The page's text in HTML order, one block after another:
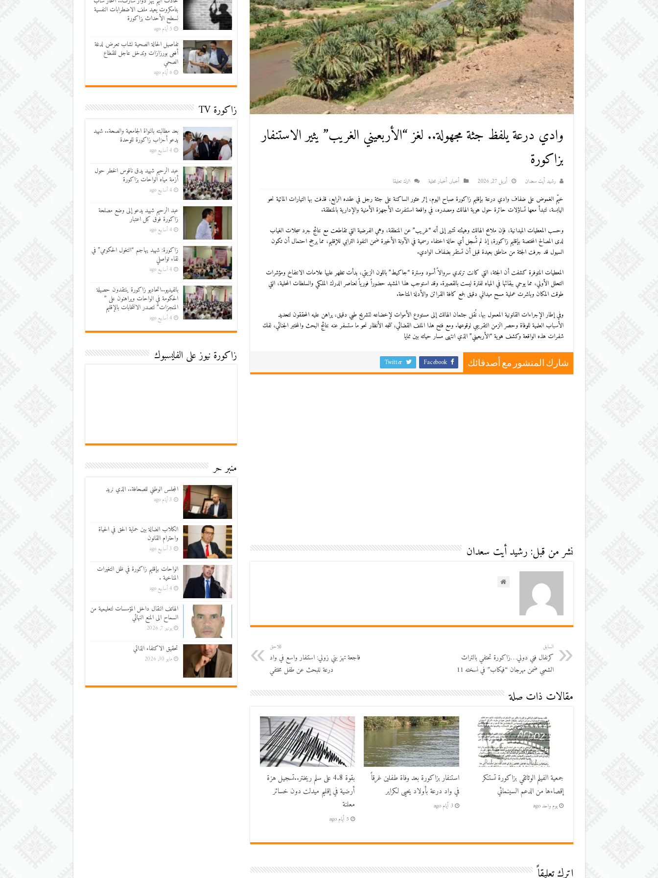
وادي درعة يلفظ جثة مجهولة.. لغز “الأربعيني الغريب” يثير الاستنفار
بزاكورة
رشيد أيت سعدان أبريل 27, 2026 أخبار, أخبار محلية اترك تعليقا
​خيّم الغموض على ضفاف وادي درعة بإقليم زاكورة صباح اليوم، إثر عثور الساكنة على جثة رجل في عقده الرابع، قذفت بها التيارات المائية نحو
اليابسة، لتبدأ معها تساؤلات حائرة حول هوية الهالك ومصدره، في واقعة استنفرت الأجهزة الأمنية والإدارية بالمنطقة.
​وحسب المعطيات الميدانية، فإن ملامح الهالك وهيئته تشير إلى أنه “غريب” عن المنطقة، وهي الفرضية التي تقاطعت مع نتائج جرد سجلات الغياب
لدى المصالح المختصة بإقليم زاكورة؛ إذ لم تُسجل أي حالة اختفاء رسمية في الآونة الأخيرة ضمن النفوذ الترابي للإقليم، مما يرجح احتمال أن تكون
السيول قد جرفت الجثة من مناطق بعيدة قبل أن تستقر بضفاف الوادي.
​المعطيات المتوفرة كشفت أن الجثة، التي كانت ترتدي سروالاً أسود وسترة “جاكيط” باللون الزيتي، بدأت تظهر عليها علامات الانتفاخ ومؤشرات
التحلل الأولي، مما يوحي ببقائها في المياه لفترة ليست بالقصيرة. وقد استوجب هذا المشهد حضوراً فورياً لعناصر الدرك الملكي والسلطات المحلية، التي
طوقت المكان وباشرت عملية مسح ميداني دقيق لجمع كافة القرائن والأدلة المتاحة.
​وفي إطار الإجراءات القانونية المعمول بها، نُقل جثمان الهالك إلى مستودع الأموات لإخضاعه لتشريح طبي دقيق، يراهن عليه المحققون لتحديد
الأسباب العلمية للوفاة وحصر الزمن التقريبي لوقوعها. ومع فتح هذا الملف القضائي، تتجه الأنظار نحو ما ستسفر عنه نتائج البحث والمختبر الجنائي، لفك
شفرات هذه الواقعة وكشف هوية “الأربعيني” الذي انتهى مسار حياته بين ثنايا
شارك المنشور مع أصدقائك Facebook
Twitter
نشر من قبل: رشيد أيت سعدان
السابق
كرنفال فني دولي…زاكورة تحتفي بالتراث
الشعبي ضمن مهرجان “فيكاب” في نسخته 11
اللاحق
فاجعة تهز بني زولي: استنفار واسع في واد
درعة للبحث عن طفل مختفي
مقالات ذات صلة
جمعية الفيلم الوثائقي بزاكورة تستنكر
إقصاءها من الدعم السينمائي
يوم واحد ago
استنفار بزاكورة بعد وفاة طفلين غرقاً
في واد درعة بأولاد يحيى لكراير
3 أيام ago
بقوة 4.8 على سلم ريختر..تسجيل هزة
أرضية في إقليم ميدلت دون خسائر
معلنة
5 أيام ago
اترك تعليقاً
بتامكروت يعيد ملف الاضطرابات النفسية
لسطح الأحداث بزاكورة
5 أيام ago
تفاصيل الحالة الصحية لشاب تعرض لدغة
أفعى بورزازات وتدخل عاجل للقطاع
الصحي
6 أيام ago
زاكورة TV
بعد مطالبته بالنواة الجامعية والصحة.. شهيد
يدعو أحزاب زاكورة للوحدة
4 أسابيع ago
عبد الرحيم شهيد يدق ناقوس الخطر حول
أزمة مياه الواحات بزاكورة
4 أسابيع ago
عبد الرحيم شهيد يدعو إلى وضع مصلحة
زاكورة فوق كل اعتبار
4 أسابيع ago
زاكورة: شهيد يهاجم “التغول الحكومي” في
لقاء تواصلي
4 أسابيع ago
بالفيديو..اتحاديو زاكورة ينتقدون حصيلة
الحكومة في الواحات ويراهنون على ”
المنجزات” لتصدر الانتخابات بالإقليم
4 أسابيع ago
زاكورة نيوز على الفايسبوك
منبر حر
المجلس الوطني للصحافة.. الذي نريد
3 أيام ago
الكلاب الضالة بين حماية الحق في الحياة
واحترام القانون
3 أسابيع ago
الواحات بإقليم زاكورة في ظل التغيرات
المناخية .
4 أسابيع ago
الهاتف النقال داخل المؤسسات لتعليمية من
السماح الى المنع النهائي
يونيو 7, 2026
تحقيق الاكتفاء الذاتي
مايو 30, 2026